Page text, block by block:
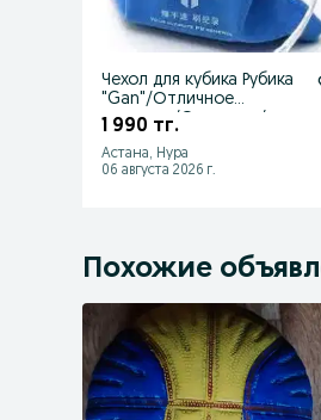
Чехол для кубика Рубика
"Gan"/Отличное
качество/Оригинал/
1 990 тг.
Астана, Нура
06 августа 2026 г.
Похожие